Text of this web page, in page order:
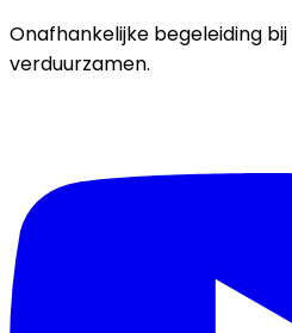
Onafhankelijke begeleiding
verduurzamen.